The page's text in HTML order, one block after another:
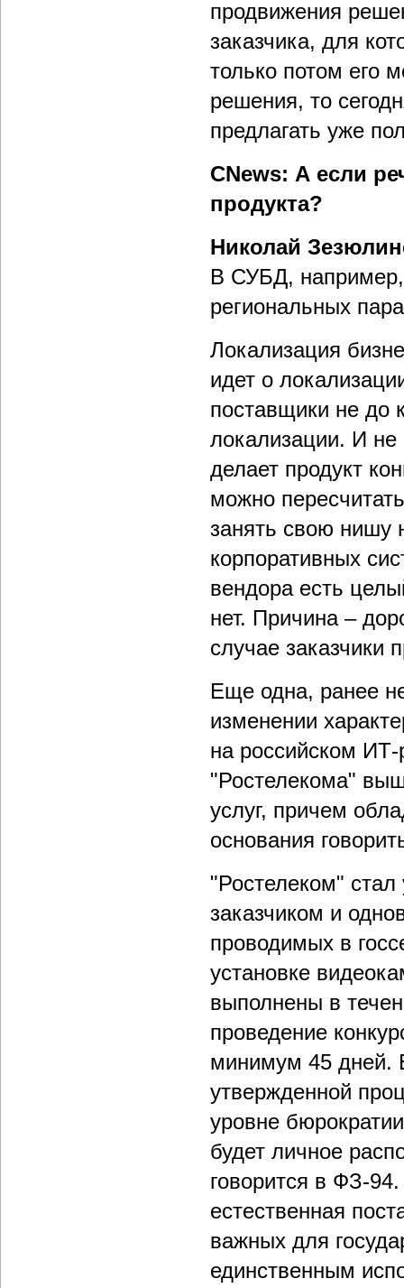
продвижения
заказчика, для
только потом его
решения, то
предлагать уже
CNews: А если
продукта?
Николай
В СУБД,
региональных
Локализация
идет о
поставщики не до
локализации. И не
делает продукт
можно
занять свою нишу
корпоративных
вендора есть
нет. Причина –
случае заказчики
Еще одна, ранее
изменении
на российском
"Ростелекома"
услуг, причем
основания
"Ростелеком"
заказчиком и
проводимых в
установке
выполнены в
проведение
минимум 45 дней.
утвержденной
уровне
будет личное
говорится в ФЗ-
естественная
важных для
единственным